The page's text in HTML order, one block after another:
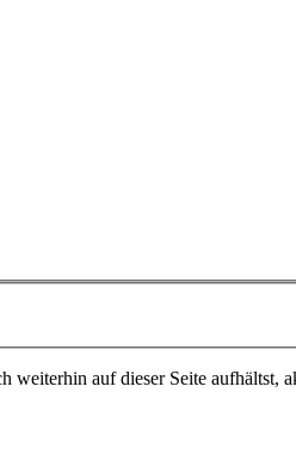
weiterhin auf dieser Seite aufhältst,